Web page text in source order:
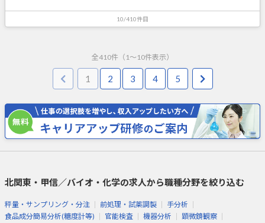
10/410件目
全410件（ 1 ～ 10件表示）
1 2 3 4 5
北関東・甲信／バイオ・化学の求人から職種分野を絞り込む
秤量・サンプリング・分注 前処理・試薬調製
手分析
食品成分簡易分析(糖度計等)
官能検査 機器分析
顕微鏡観察